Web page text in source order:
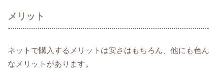
メリット
ネットで購入するメリットは安さはもちろん、他にも色ん
なメリットがあります。